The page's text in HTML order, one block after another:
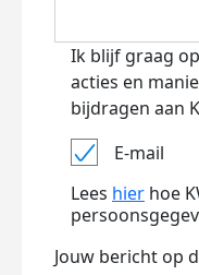
Ik blijf graag
acties en
bijdragen aan
E-mail
Lees hier hoe
Jouw bericht op